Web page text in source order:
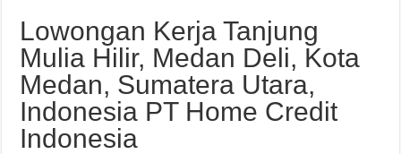
Lowongan Kerja Tanjung
Mulia Hilir, Medan Deli, Kota
Medan, Sumatera Utara,
Indonesia PT Home Credit
Indonesia